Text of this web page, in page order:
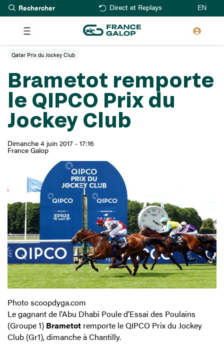
Aller
au
contenu
principal
Rechercher Direct et Replays EN
Brametot remporte
le QIPCO Prix du
Jockey Club
Dimanche 4 juin 2017 - 17:16
France Galop
Qatar Prix du Jockey Club
Photo scoopdyga.com
Le gagnant de l'Abu Dhabi Poule d’Essai des Poulains
(Groupe 1) Brametot remporte le QIPCO Prix du Jockey
Club (Gr1), dimanche à Chantilly.